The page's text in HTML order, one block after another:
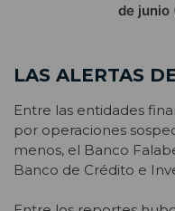
de junio
LAS ALERTAS
Entre las entidades
por operaciones
menos, el Banco
Banco de Crédito e